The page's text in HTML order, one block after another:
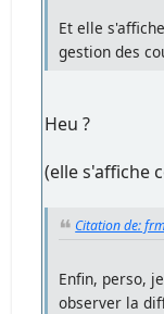
Et elle
gestion des
Heu ?
(elle s'affiche
Citation de:
Enfin, perso,
observer la